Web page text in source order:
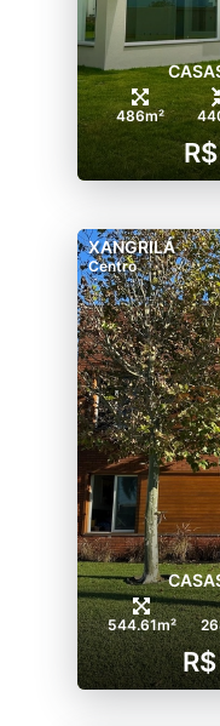
486m²
XANGRILÁ
Centro
544.61m²